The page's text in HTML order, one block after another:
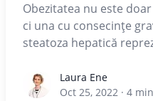
Obezitatea nu este
ci una cu consecinţe
steatoza hepatică
Laura EneLaura Ene
Oct 25, 2022 · 4